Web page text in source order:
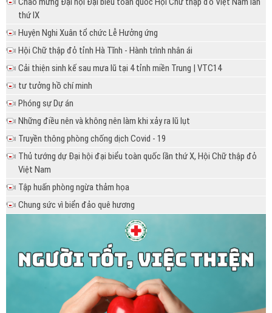
thứ IX
Huyện Nghi Xuân tổ chức Lễ Hưởng ứng
Hội Chữ thập đỏ tỉnh Hà Tĩnh - Hành trình nhân ái
Cải thiện sinh kế sau mưa lũ tại 4 tỉnh miền Trung | VTC14
tư tưởng hồ chí minh
Phóng sự Dự án
Những điều nên và không nên làm khi xảy ra lũ lụt
Truyền thông phòng chống dịch Covid - 19
Thủ tướng dự Đại hội đại biểu toàn quốc lần thứ X, Hội Chữ thập đỏ
Việt Nam
Tập huấn phòng ngừa thảm họa
Chung sức vì biển đảo quê hương